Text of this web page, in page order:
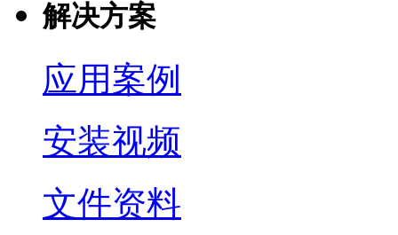
解决方案
应用案例
安装视频
文件资料